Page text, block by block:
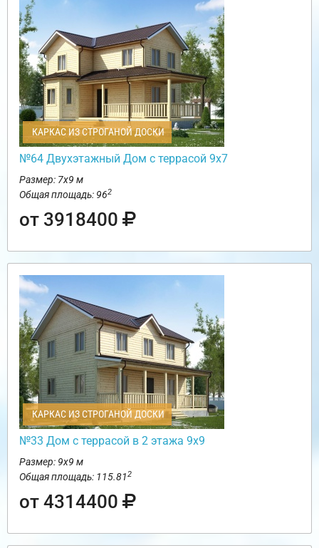
КАРКАС ИЗ СТРОГАНОЙ ДОСКИ
№64 Двухэтажный Дом с террасой 9х7
Размер: 7х9 м
Общая площадь: 962
от 3918400
КАРКАС ИЗ СТРОГАНОЙ ДОСКИ
№33 Дом с террасой в 2 этажа 9х9
Размер: 9х9 м
Общая площадь: 115.812
от 4314400